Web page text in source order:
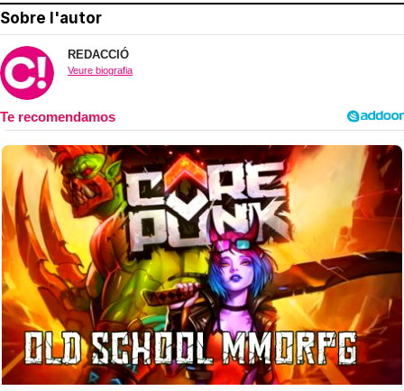
Sobre l'autor
REDACCIÓ
Veure biografia